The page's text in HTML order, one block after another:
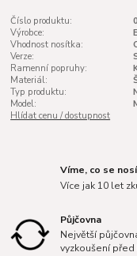
Číslo produktu:
Výrobce:
Vhodnost nosítka:
Verze:
Ramenní popruhy:
Materiál:
Typ produktu:
Model:
Hlídat cenu / dostupnost
Víme, co se
Více jak 10 let
Půjčovna
Největší
vyzkoušení před